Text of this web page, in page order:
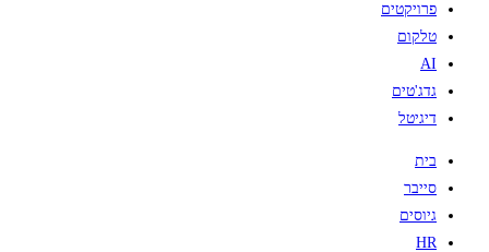
פרויקטים
טלקום
AI
גדג'טים
דיגיטל
בית
סייבר
גיוסים
HR